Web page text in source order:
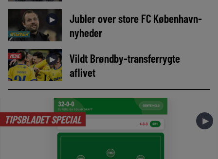
INTERVIEW
►
Jubler over store FC København-
nyheder
MEDIE ►
Vildt Brøndby-transferrygte
aflivet
TIPSBLADET SPECIAL ►